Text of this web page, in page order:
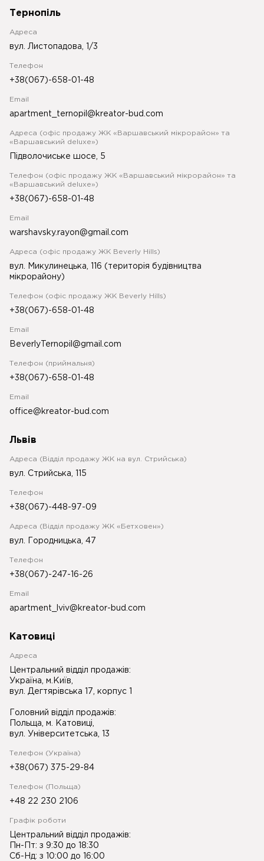
Тернопіль
Адреса
вул. Листопадова, 1/3
Телефон
+38(067)-658-01-48
Email
apartment_ternopil@kreator-bud.com
Адреса (офіс продажу ЖК «Варшавський мікрорайон» та
«Варшавський deluxe»)
Підволочиське шосе, 5
Телефон (офіс продажу ЖК «Варшавський мікрорайон» та
«Варшавський deluxe»)
+38(067)-658-01-48
Email
warshavsky.rayon@gmail.com
Адреса (офіс продажу ЖК Beverly Hills)
вул. Микулинецька, 116 (територія будівництва
мікрорайону)
Телефон (офіс продажу ЖК Beverly Hills)
+38(067)-658-01-48
Email
BeverlyTernopil@gmail.com
Телефон (приймальня)
+38(067)-658-01-48
Email
office@kreator-bud.com
Львів
Адреса (Відділ продажу ЖК на вул. Стрийська)
вул. Стрийська, 115
Телефон
+38(067)-448-97-09
Адреса (Відділ продажу ЖК «Бетховен»)
вул. Городницька, 47
Телефон
+38(067)-247-16-26
Email
apartment_lviv@kreator-bud.com
Катовиці
Адреса
Центральний відділ продажів:
Україна, м.Київ,
вул. Дегтярівська 17, корпус 1
Головний відділ продажів:
Польща, м. Катовиці,
вул. Університетська, 13
Телефон (Україна)
+38(067) 375-29-84
Телефон (Польща)
+48 22 230 2106
Графік роботи
Центральний відділ продажів:
Пн-Пт: з 9:30 до 18:30
Сб-Нд: з 10:00 до 16:00